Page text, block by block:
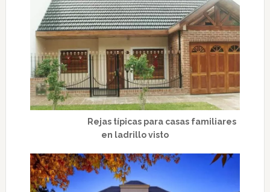
Rejas típicas para casas familiares
en ladrillo visto